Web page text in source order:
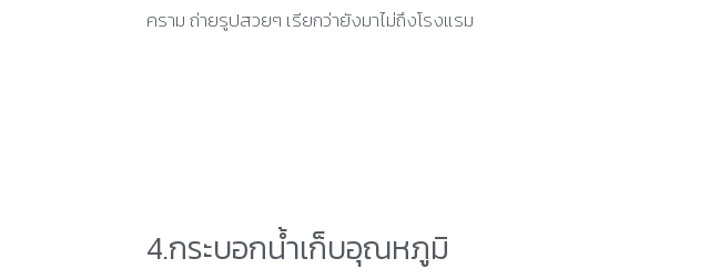
คราม ถ่ายรูปสวยๆ เรียกว่ายังมาไม่ถึงโรงแรม
4.กระบอกน้ำเก็บอุณหภูมิ